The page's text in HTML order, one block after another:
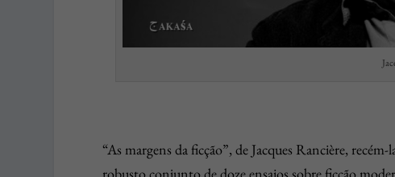
“As margens da ficção”, de Jacques Rancière,